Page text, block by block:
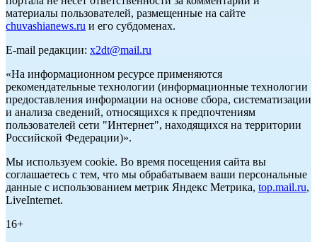
материалы пользователей, размещенные на сайте
chuvashianews.ru и его субдоменах.
E-mail редакции: x2dt@mail.ru
«На информационном ресурсе применяются
рекомендательные технологии (информационные технологии
предоставления информации на основе сбора, систематизации
и анализа сведений, относящихся к предпочтениям
пользователей сети "Интернет", находящихся на территории
Российской Федерации)».
Мы используем cookie. Во время посещения сайта вы
соглашаетесь с тем, что мы обрабатываем ваши персональные
данные с использованием метрик Яндекс Метрика, top.mail.ru,
LiveInternet.
16+